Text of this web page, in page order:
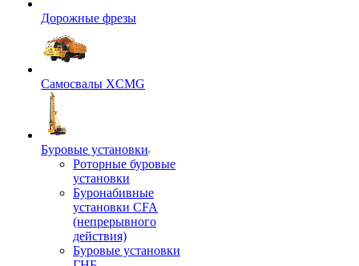
Дорожные фрезы
Самосвалы XCMG
Буровые установки
Роторные буровые
установки
Буронабивные
установки CFA
(непрерывного
действия)
Буровые установки